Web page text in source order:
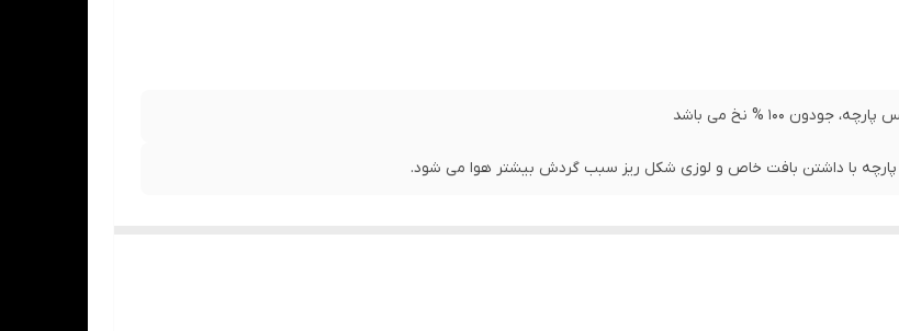
جودون 100 % نخ می باشد
با داشتن بافت خاص و لوزی شکل ریز سبب گردش بیشتر هوا می شود.